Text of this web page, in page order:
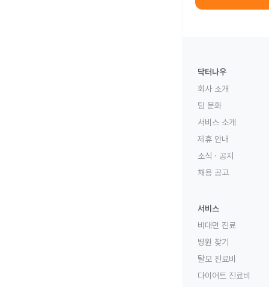
닥터나우
회사 소개
팀 문화
서비스 소개
제휴 안내
소식 · 공지
채용 공고
서비스
비대면 진료
병원 찾기
탈모 진료비
다이어트 진료비